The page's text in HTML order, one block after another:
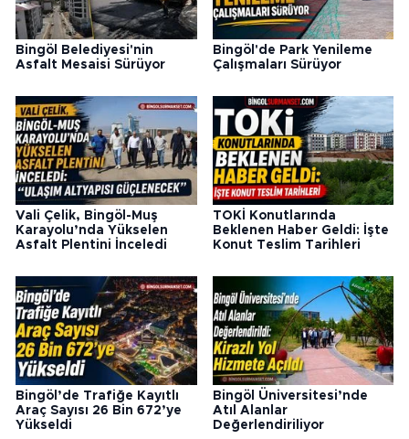
Bingöl Belediyesi'nin
Asfalt Mesaisi Sürüyor
Bingöl'de Park Yenileme
Çalışmaları Sürüyor
Vali Çelik, Bingöl-Muş
Karayolu’nda Yükselen
Asfalt Plentini İnceledi
TOKİ Konutlarında
Beklenen Haber Geldi: İşte
Konut Teslim Tarihleri
Bingöl’de Trafiğe Kayıtlı
Araç Sayısı 26 Bin 672’ye
Yükseldi
Bingöl Üniversitesi’nde
Atıl Alanlar
Değerlendiriliyor